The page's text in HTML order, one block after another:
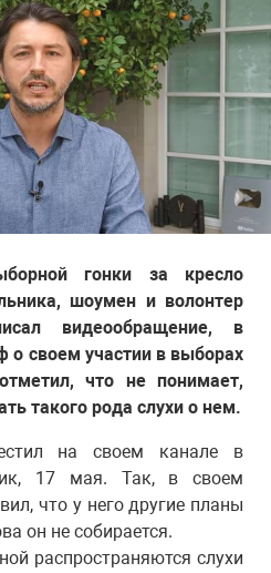
гонки за кресло
шоумен и волонтер
видеообращение, в
о своем участии в выборах
что не понимает,
такого рода слухи о нем.
на своем канале в
17 мая. Так, в своем
что у него другие планы
он не собирается.
распространяются слухи